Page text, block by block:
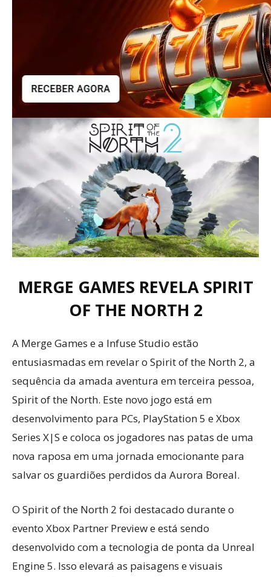
MERGE GAMES REVELA SPIRIT
OF THE NORTH 2
A Merge Games e a Infuse Studio estão
entusiasmadas em revelar o Spirit of the North 2, a
sequência da amada aventura em terceira pessoa,
Spirit of the North. Este novo jogo está em
desenvolvimento para PCs, PlayStation 5 e Xbox
Series X|S e coloca os jogadores nas patas de uma
nova raposa em uma jornada emocionante para
salvar os guardiões perdidos da Aurora Boreal.
O Spirit of the North 2 foi destacado durante o
evento Xbox Partner Preview e está sendo
desenvolvido com a tecnologia de ponta da Unreal
Engine 5. Isso elevará as paisagens e visuais